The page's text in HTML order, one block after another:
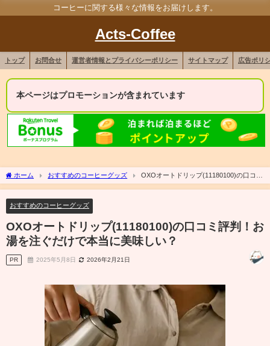
コーヒーに関する様々な情報をお届けします。
Acts-Coffee
トップ お問合せ 運営者情報とプライバシーポリシー サイトマップ 広告ポリ
本ページはプロモーションが含まれています
ホーム おすすめのコーヒーグッズ
OXOオートドリップ(11180100)の口コミ
評判！お湯を注ぐだけで本当に美味しい？
おすすめのコーヒーグッズ
OXOオートドリップ(11180100)の口コミ評判！お
湯を注ぐだけで本当に美味しい？
PR 2025年5月8日 2026年2月21日